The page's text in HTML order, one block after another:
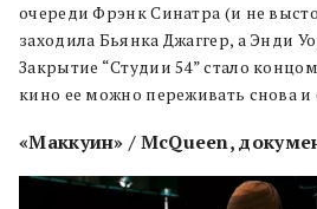
очереди Фрэнк Синатра (и не
заходила Бьянка Джаггер, а Энди
Закрытие “Cтудии 54” стало
кино ее можно переживать снова и
«Маккуин» / McQueen,